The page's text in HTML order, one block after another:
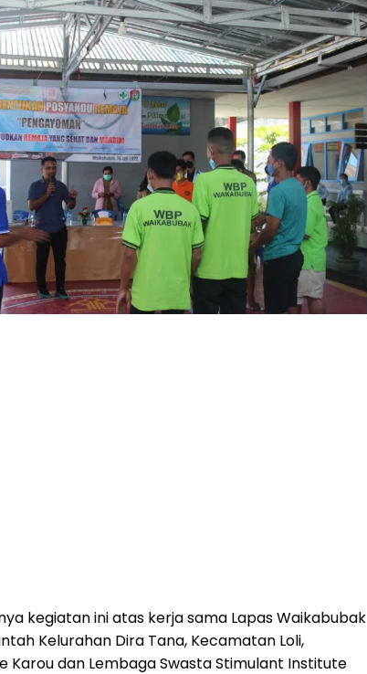
kegiatan ini atas kerja sama Lapas Waikabubak
Kelurahan Dira Tana, Kecamatan Loli,
Karou dan Lembaga Swasta Stimulant Institute